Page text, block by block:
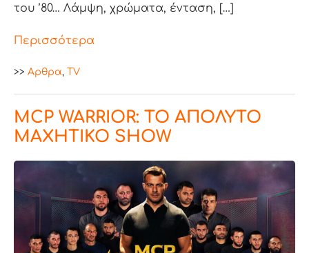
του ’80… Λάμψη, χρώματα, ένταση, […]
Περισσότερα
>> Aρθρα, TV
MCP WARRIOR: ΤΟ ΑΠΟΛΥΤΟ
ΜΑΧΗΤΙΚΟ SHOW